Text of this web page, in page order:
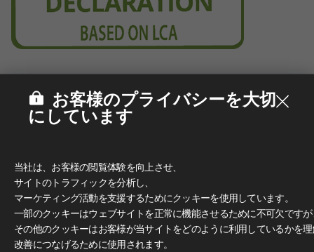
お客様のプライバシーを大切
にしています
当社は、お客様の閲覧体験を向上させ、
サイトのトラフィックを分析し、
マーケティング活動を支援するためにクッキーを使用しています。
一部のクッキーはウェブサイトを正常に機能させるために不可欠です
その他のクッキーはお客様が当サイトをどのように利用しているかを
改善につなげるために使用されます。